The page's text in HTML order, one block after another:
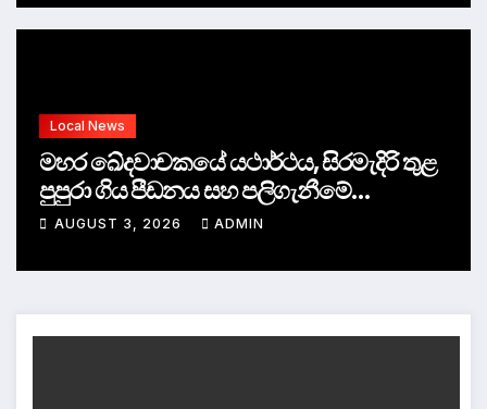
Local News
මහර ඛේදවාචකයේ යථාර්ථය, සිරමැදිරි තුළ
පුපුරා ගිය පීඩනය සහ පලිගැනීමේ
දේශපාලනය
AUGUST 3, 2026 ADMIN